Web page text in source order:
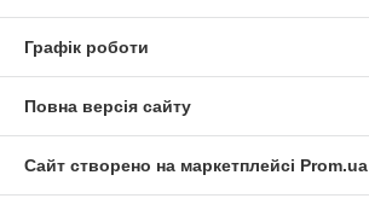
Графік роботи
Повна версія сайту
Сайт створено на маркетплейсі Prom.ua